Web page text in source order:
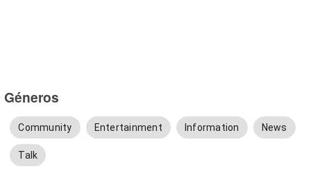
Géneros
Community Entertainment Information News
Talk